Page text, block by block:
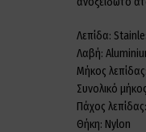
Λεπίδα:
Λαβή:
Μήκος
Συνολικό
Πάχος
Θήκη: Nylon